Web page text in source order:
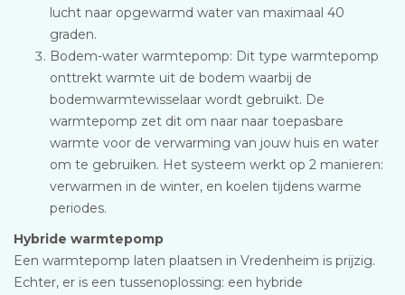
lucht naar opgewarmd water van maximaal 40
graden.
Bodem-water warmtepomp: Dit type warmtepomp
onttrekt warmte uit de bodem waarbij de
bodemwarmtewisselaar wordt gebruikt. De
warmtepomp zet dit om naar naar toepasbare
warmte voor de verwarming van jouw huis en water
om te gebruiken. Het systeem werkt op 2 manieren:
verwarmen in de winter, en koelen tijdens warme
periodes.
Hybride warmtepomp
Een warmtepomp laten plaatsen in Vredenheim is prijzig.
Echter, er is een tussenoplossing: een hybride